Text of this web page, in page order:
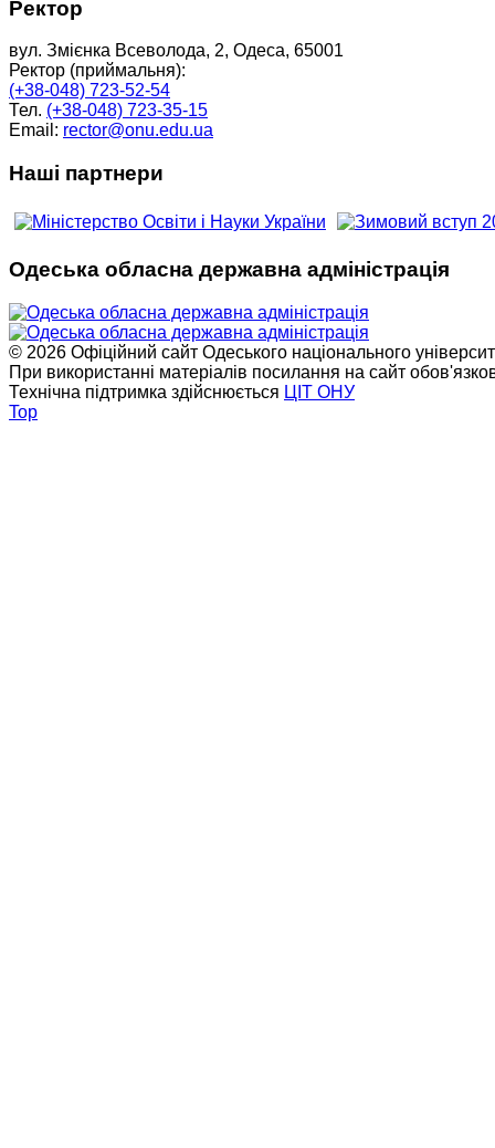
Ректор
вул. Змієнка Всеволода, 2, Одеса, 65001
Ректор (приймальня):
(+38-048) 723-52-54
Тел. (+38-048) 723-35-15
Email: rector@onu.edu.ua
Наші партнери
Одеська обласна державна адміністрація
© 2026 Офіційний сайт Одеського національного
При використанні матеріалів посилання на сайт
Технічна підтримка здійснюється ЦІТ ОНУ
Top